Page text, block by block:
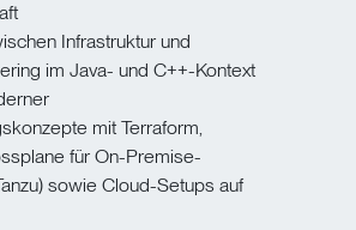
Infrastruktur und
im Java- und C++-Kontext
mit Terraform,
für On-Premise-
sowie Cloud-Setups auf